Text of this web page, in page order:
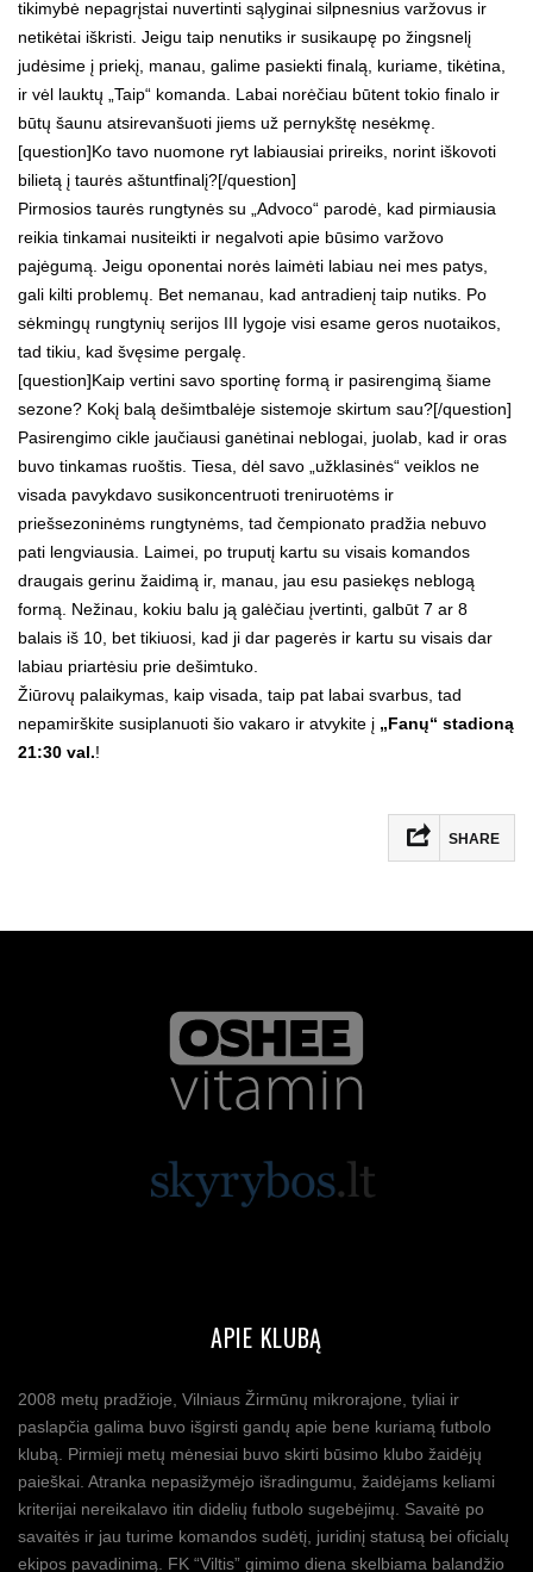
tikimybė nepagrįstai nuvertinti sąlyginai silpnesnius varžovus ir
netikėtai iškristi. Jeigu taip nenutiks ir susikaupę po žingsnelį
judėsime į priekį, manau, galime pasiekti finalą, kuriame, tikėtina,
ir vėl lauktų „Taip“ komanda. Labai norėčiau būtent tokio finalo ir
būtų šaunu atsirevanšuoti jiems už pernykštę nesėkmę.
[question]Ko tavo nuomone ryt labiausiai prireiks, norint iškovoti
bilietą į taurės aštuntfinalį?[/question]
Pirmosios taurės rungtynės su „Advoco“ parodė, kad pirmiausia
reikia tinkamai nusiteikti ir negalvoti apie būsimo varžovo
pajėgumą. Jeigu oponentai norės laimėti labiau nei mes patys,
gali kilti problemų. Bet nemanau, kad antradienį taip nutiks. Po
sėkmingų rungtynių serijos III lygoje visi esame geros nuotaikos,
tad tikiu, kad švęsime pergalę.
[question]Kaip vertini savo sportinę formą ir pasirengimą šiame
sezone? Kokį balą dešimtbalėje sistemoje skirtum sau?[/question]
Pasirengimo cikle jaučiausi ganėtinai neblogai, juolab, kad ir oras
buvo tinkamas ruoštis. Tiesa, dėl savo „užklasinės“ veiklos ne
visada pavykdavo susikoncentruoti treniruotėms ir
priešsezoninėms rungtynėms, tad čempionato pradžia nebuvo
pati lengviausia. Laimei, po truputį kartu su visais komandos
draugais gerinu žaidimą ir, manau, jau esu pasiekęs neblogą
formą. Nežinau, kokiu balu ją galėčiau įvertinti, galbūt 7 ar 8
balais iš 10, bet tikiuosi, kad ji dar pagerės ir kartu su visais dar
labiau priartėsiu prie dešimtuko.
Žiūrovų palaikymas, kaip visada, taip pat labai svarbus, tad
nepamirškite susiplanuoti šio vakaro ir atvykite į „Fanų“ stadioną
21:30 val.!
SHARE
APIE KLUBĄ
2008 metų pradžioje, Vilniaus Žirmūnų mikrorajone, tyliai ir
paslapčia galima buvo išgirsti gandų apie bene kuriamą futbolo
klubą. Pirmieji metų mėnesiai buvo skirti būsimo klubo žaidėjų
paieškai. Atranka nepasižymėjo išradingumu, žaidėjams keliami
kriterijai nereikalavo itin didelių futbolo sugebėjimų. Savaitė po
savaitės ir jau turime komandos sudėtį, juridinį statusą bei oficialų
ekipos pavadinimą. FK “Viltis” gimimo diena skelbiama balandžio